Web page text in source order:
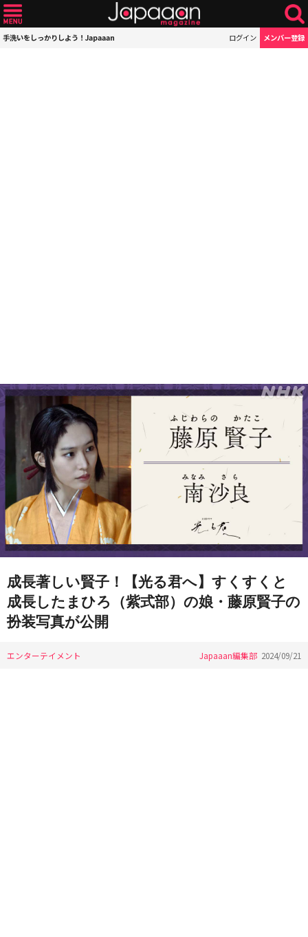
手洗いをしっかりしよう！Japaaan ログイン メンバー登録
成長著しい賢子！【光る君へ】すくすくと
成長したまひろ（紫式部）の娘・藤原賢子の
扮装写真が公開
エンターテイメント Japaaan編集部 2024/09/21